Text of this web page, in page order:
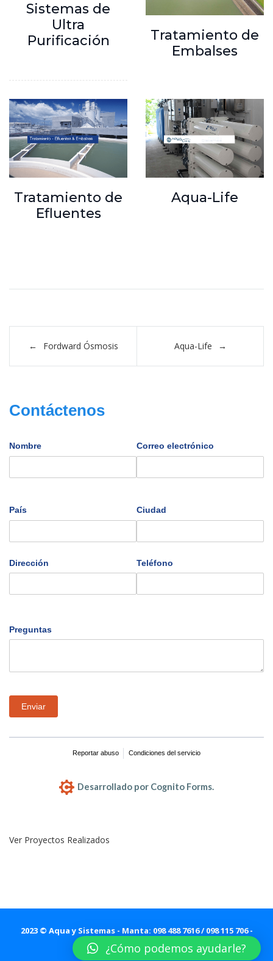
Sistemas de
Ultra
Purificación
Tratamiento de
Embalses
Tratamiento de
Efluentes
Aqua-Life
Navegación
Fordward Ósmosis Aqua-Life
Contáctenos
Nombre Correo electrónico
País Ciudad
Dirección Teléfono
Preguntas
Enviar
Reportar abuso Condiciones del servicio
Desarrollado por Cognito Forms.
Ver Proyectos Realizados
2023 © Aqua y Sistemas - Manta: 098 488 7616 / 098 115 706 -
Quito & Guayaquil: 098 115 6636
¿Cómo podemos ayudarle?